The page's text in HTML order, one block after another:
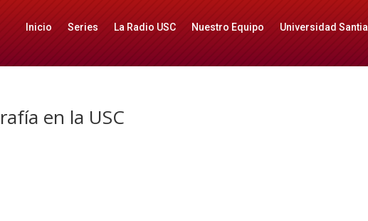
Inicio Series La Radio USC Nuestro Equipo Universidad
en la USC